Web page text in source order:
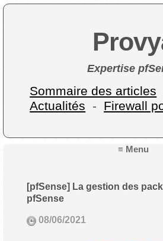
Expertise
Sommaire des articles
Actualités - Firewall
≡ Menu
[pfSense] La gestion des
pfSense
08/06/2021